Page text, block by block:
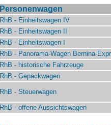
Personenwagen
RhB - Einheitswagen IV
RhB - Einheitswagen II
RhB - Einheitswagen I
RhB - Panorama-Wagen Bernina-
RhB - historische Fahrzeuge
RhB - Gepäckwagen
RhB - Steuerwagen
RhB - offene Aussichtswagen